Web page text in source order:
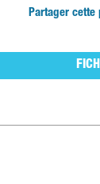
Partager cette